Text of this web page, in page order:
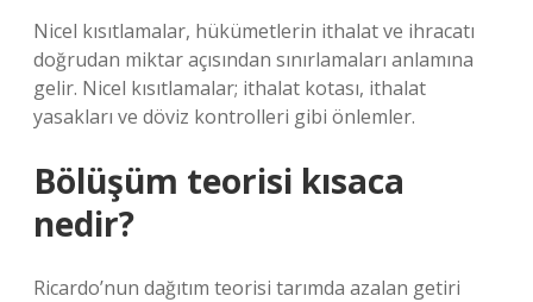
Nicel kısıtlamalar, hükümetlerin ithalat ve ihracatı
doğrudan miktar açısından sınırlamaları anlamına
gelir. Nicel kısıtlamalar; ithalat kotası, ithalat
yasakları ve döviz kontrolleri gibi önlemler.
Bölüşüm teorisi kısaca
nedir?
Ricardo’nun dağıtım teorisi tarımda azalan getiri